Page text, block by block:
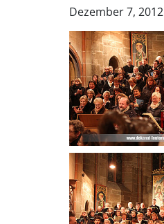
Dezember 7, 2012